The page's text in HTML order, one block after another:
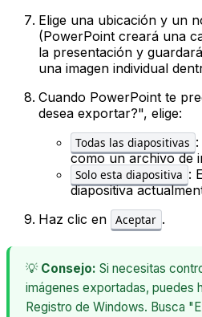
Elige una ubicación y un
(PowerPoint creará una
la presentación y
una imagen individual
Cuando PowerPoint te
desea exportar?", elige:
Todas las diapositivas
como un archivo de
Solo esta diapositiva :
diapositiva
Haz clic en
Aceptar .
💡 Consejo: Si necesitas
imágenes exportadas, puedes
Registro de Windows. Busca